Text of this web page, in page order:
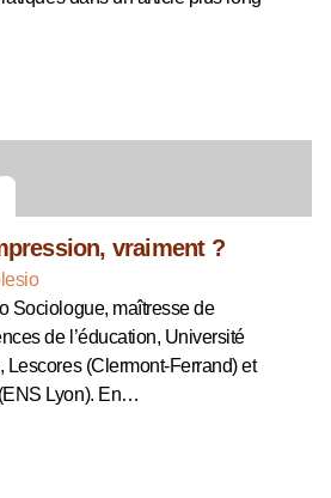
vraiment ?
Sociologue, maîtresse de
de l’éducation, Université
Lescores (Clermont-Ferrand) et
Lyon). En…